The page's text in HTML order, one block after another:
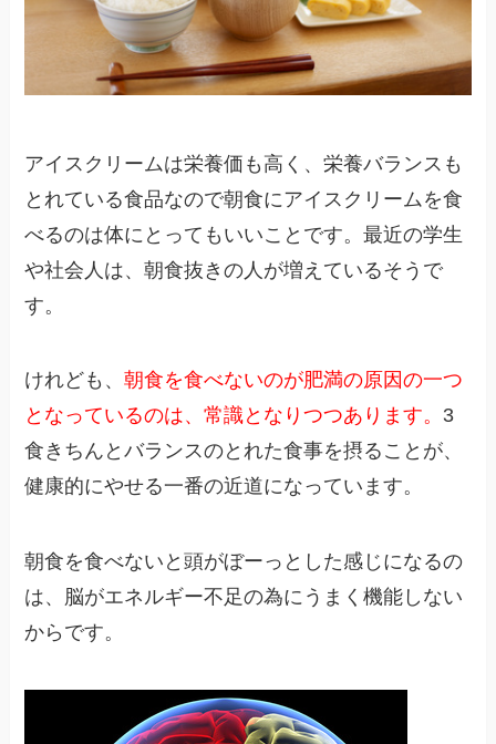
アイスクリームは栄養価も高く、栄養バランスも
とれている食品なので朝食にアイスクリームを食
べるのは体にとってもいいことです。最近の学生
や社会人は、朝食抜きの人が増えているそうで
す。
けれども、朝食を食べないのが肥満の原因の一つ
となっているのは、常識となりつつあります。 3
食きちんとバランスのとれた食事を摂ることが、
健康的にやせる一番の近道になっています。
朝食を食べないと頭がぼーっとした感じになるの
は、脳がエネルギー不足の為にうまく機能しない
からです。